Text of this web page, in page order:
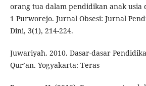
orang tua dalam pendidikan anak usia
1 Purworejo. Jurnal Obsesi: Jurnal
Dini, 3(1), 214-224.
Juwariyah. 2010. Dasar-dasar
Qur’an. Yogyakarta: Teras